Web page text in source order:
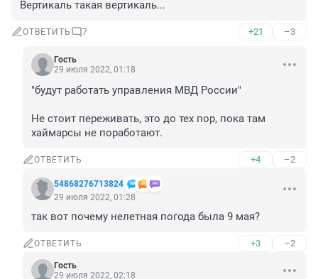
Вертикаль такая вертикаль...
ОТВЕТИТЬ 7 +21 –3
Гость
29 июля 2022, 01:18
"будут работать управления МВД России"
Не стоит переживать, это до тех пор, пока там
хаймарсы не поработают.
ОТВЕТИТЬ +4 –2
54868276713824
29 июля 2022, 01:28
так вот почему нелетная погода была 9 мая?
ОТВЕТИТЬ +3 –2
Гость
29 июля 2022, 02:18